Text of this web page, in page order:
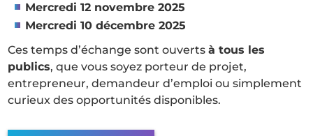
Mercredi 12 novembre 2025
Mercredi 10 décembre 2025
Ces temps d’échange sont ouvertsà tous les
publics, que vous soyez porteur de projet,
entrepreneur, demandeur d’emploi ou simplement
curieux des opportunités disponibles.